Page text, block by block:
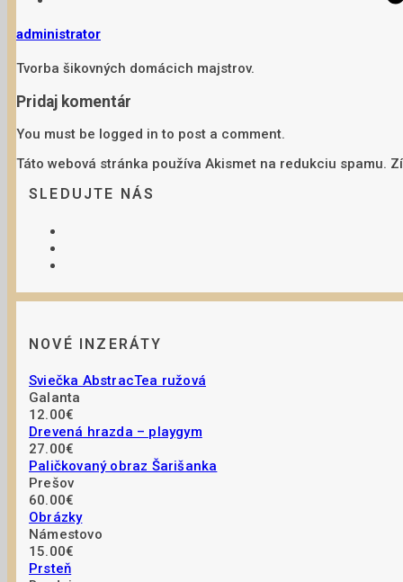
administrator
Tvorba šikovných domácich majstrov.
Pridaj komentár
You must be logged in to post a comment.
Táto webová stránka používa Akismet na redukciu spamu.
SLEDUJTE NÁS
NOVÉ INZERÁTY
Sviečka AbstracTea ružová
Galanta
12.00€
Drevená hrazda – playgym
27.00€
Paličkovaný obraz Šarišanka
Prešov
60.00€
Obrázky
Námestovo
15.00€
Prsteň